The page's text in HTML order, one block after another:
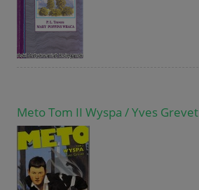
Meto Tom II Wyspa / Yves Grevet